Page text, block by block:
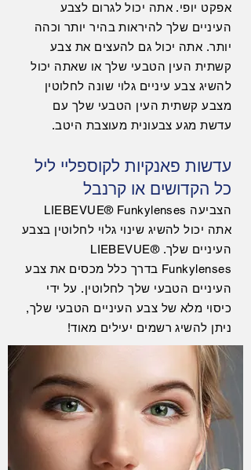
אפקט יופי. אתה יכול לגרום לצבע
העיניים שלך להיראות בהיר יותר וכהה
יותר. אתה יכול גם להעצים את צבע
קשתית העין הטבעי שלך או שאתה יכול
להשיג צבע עיניים גלוי שונה לחלוטין
מצבע קשתית העין הטבעי שלך עם
עדשת מגע צבעונית מעוצבת היטב.
עדשות פאנקיות לקוספליי ליל
כל הקדושים או קרנבל
הצביעה LIEBEVUE® Funkylenses
אתה יכול להשיג שינוי גלוי לחלוטין בצבע
העיניים שלך. LIEBEVUE®
Funkylenses בדרך כלל מכסים את צבע
העיניים הטבעי שלך לחלוטין. על ידי
כיסוי מלא של צבע העיניים הטבעי שלך,
ניתן להשיג רשמים יעילים מאוד!